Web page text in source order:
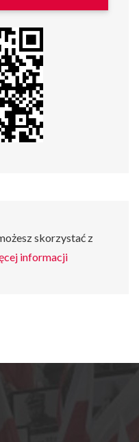
skorzystać z
informacji